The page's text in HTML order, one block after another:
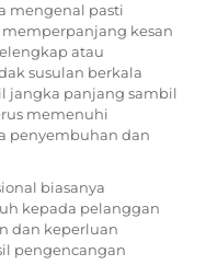
mengenal pasti
kesan
atau
susulan berkala
jangka panjang sambil
memenuhi
penyembuhan dan
biasanya
kepada pelanggan
dan keperluan
pengencangan